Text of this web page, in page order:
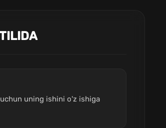
uning ishini o'z ishiga